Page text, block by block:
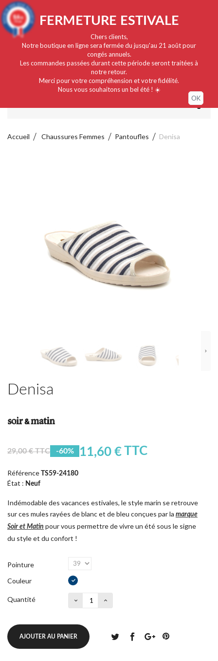
Français
FERMETURE ESTIVALE
Chers clients,
Notre boutique en ligne sera fermée du jusqu'au 21 août pour
congés annuels.
Les commandes passées durant cette période seront traitées à
notre retour.
Merci pour votre compréhension et votre fidélité.
Nous vous souhaitons un bel été ! ☀️
OK
Accueil Chaussures Femmes Pantoufles Denisa
Denisa
29,00 € TTC -60% 11,60 €TTC
Référence TS59-24180
État : Neuf
Indémodable des vacances estivales, le style marin se retrouve
sur ces mules rayées de blanc et de bleu conçues par la marque
Soir et Matin pour vous permettre de vivre un été sous le signe
du style et du confort !
Pointure
Couleur
Quantité
AJOUTER AU PANIER
9.4/10